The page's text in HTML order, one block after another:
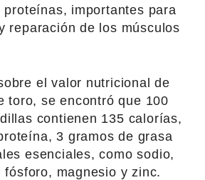
importantes para
reparación de los músculos
el valor nutricional de
toro, se encontró que 100
contienen 135 calorías,
3 gramos de grasa
esenciales, como sodio,
fósforo, magnesio y zinc.